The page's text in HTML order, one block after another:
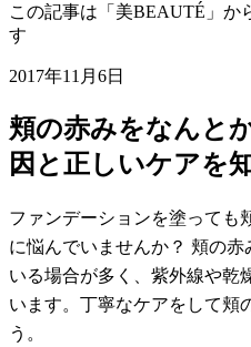
この記事は「美BEAUTÉ」か
す
2017年11月6日
頬の赤みをなんと
因と正しいケアを
ファンデーションを塗っても
に悩んでいませんか？ 頬の
いる場合が多く、紫外線や乾
います。丁寧なケアをして頬
う。